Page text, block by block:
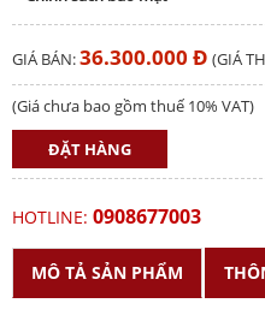
GIÁ BÁN:36.300.000 Đ (GIÁ
(Giá chưa bao gồm thuế 10% VAT)
ĐẶT HÀNG
HOTLINE: 0908677003
MÔ TẢ SẢN PHẨM